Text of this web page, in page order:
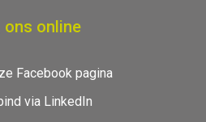
ons online
Facebook pagina
via LinkedIn